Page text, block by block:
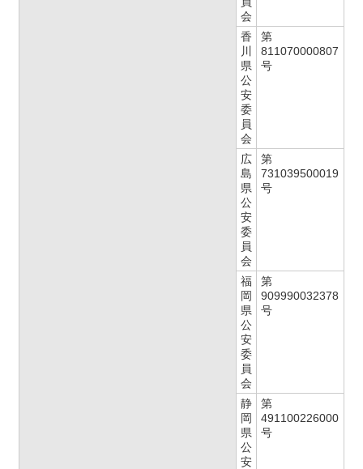
会
香
川
県
公
安
委
員
会
第
811070000807
号
広
島
県
公
安
委
員
会
第
731039500019
号
福
岡
県
公
安
委
員
会
第
909990032378
号
静
岡
県
公
安
第
491100226000
号